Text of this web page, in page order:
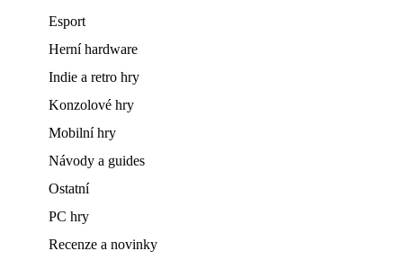
Esport
Herní hardware
Indie a retro hry
Konzolové hry
Mobilní hry
Návody a guides
Ostatní
PC hry
Recenze a novinky